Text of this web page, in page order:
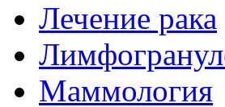
Лечение рака
Маммология